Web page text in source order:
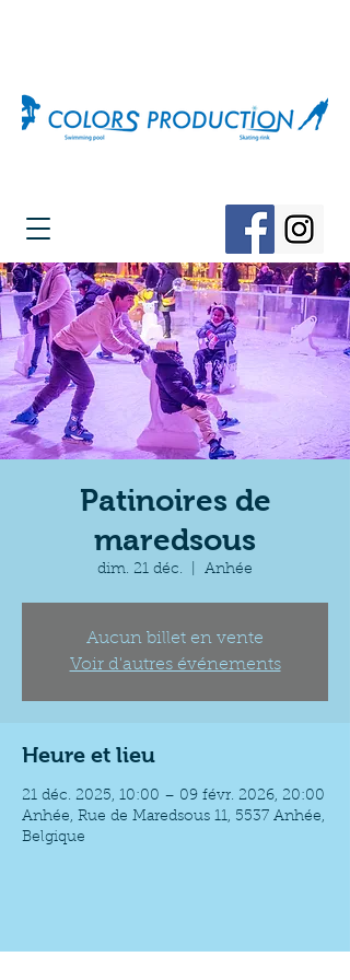
Patinoires de
maredsous
dim. 21 déc. Anhée
Aucun billet en vente
Voir d'autres événements
Heure et lieu
21 déc. 2025, 10:00 – 09 févr. 2026, 20:00
Anhée, Rue de Maredsous 11, 5537 Anhée,
Belgique
Partager cet événement